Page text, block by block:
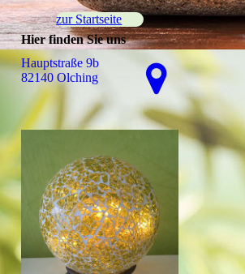
zur Startseite
Hier finden Sie uns
Hauptstraße 9b
82140 Olching